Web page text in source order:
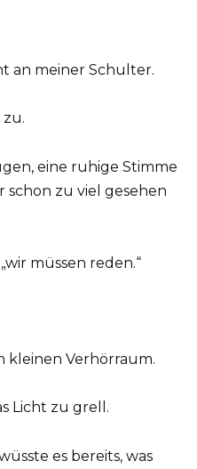
an meiner Schulter.
eine ruhige Stimme
schon zu viel gesehen
müssen reden.“
kleinen Verhörraum.
Licht zu grell.
es bereits, was